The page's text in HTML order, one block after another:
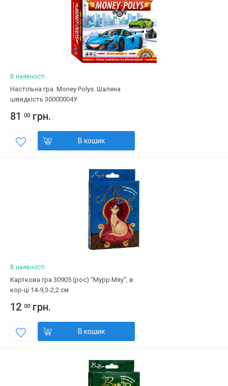
В наявності
Настільна гра. Money Polys. Шалена
швидкість 30000004У
81 00 грн.
В кошик
В наявності
Карткова гра 30905 (рос) "Мурр Мяу", в
кор-ці 14-9,3-2,2 см
12 00 грн.
В кошик